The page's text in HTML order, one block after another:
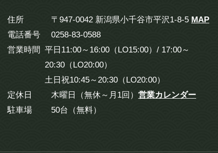
住所 〒947-0042 新潟県小千谷市平沢1-8-5 MAP
電話番号
0258-83-0588
営業時間 平日11:00～16:00（LO15:00）/ 17:00～
20:30（LO20:00）
土日祝10:45～20:30（LO20:00）
定休日
木曜日（無休～月1回） 営業カレンダー
駐車場
50台（無料）